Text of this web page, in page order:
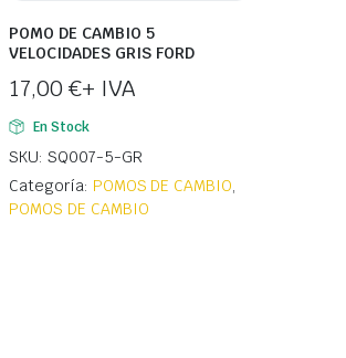
POMO DE CAMBIO 5
VELOCIDADES GRIS FORD
17,00 €+ IVA
En Stock
SKU: SQ007-5-GR
Categoría: POMOS DE CAMBIO,
POMOS DE CAMBIO